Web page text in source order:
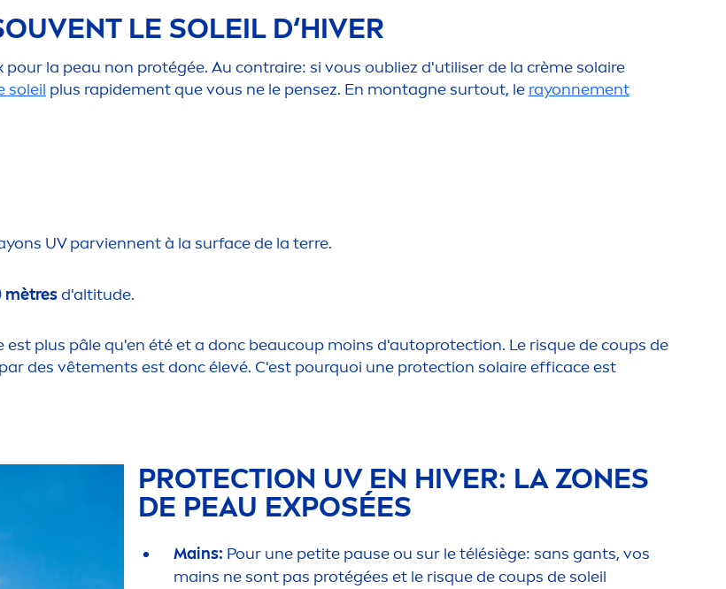
LE SOLEIL D‘HIVER
la peau non protégée. Au contraire: si vous oubliez d'utiliser de la crème solaire
soleil plus rapidement que vous ne le pensez. En montagne surtout, le rayonnement
UV parviennent à la surface de la terre.
mètresd'altitude.
est plus pâle qu'en été et a donc beaucoup moins d'autoprotection. Le risque de coups de
des vêtements est donc élevé. C'est pourquoi une protection solaire efficace est
PROTECTION UV EN HIVER: LA ZONES
DE PEAU EXPOSÉES
Mains: Pour une petite pause ou sur le télésiège: sans gants, vos
mains ne sont pas protégées et le risque de coups de soleil